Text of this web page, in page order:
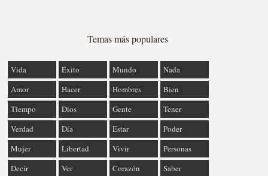
Temas más populares
Vida Éxito Mundo
Nada
Amor
Hacer Hombres
Bien
Tiempo
Dios Gente
Tener
Verdad
Día Estar
Poder
Mujer
Libertad Vivir
Personas
Decir
Ver Corazón Saber